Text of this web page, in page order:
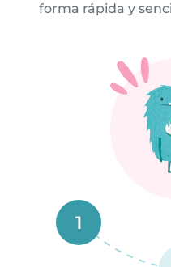
forma rápida y
1